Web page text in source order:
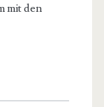
mit den